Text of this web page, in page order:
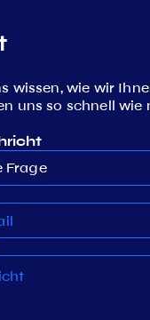
wissen, wie wir
uns so schnell wie
Frage